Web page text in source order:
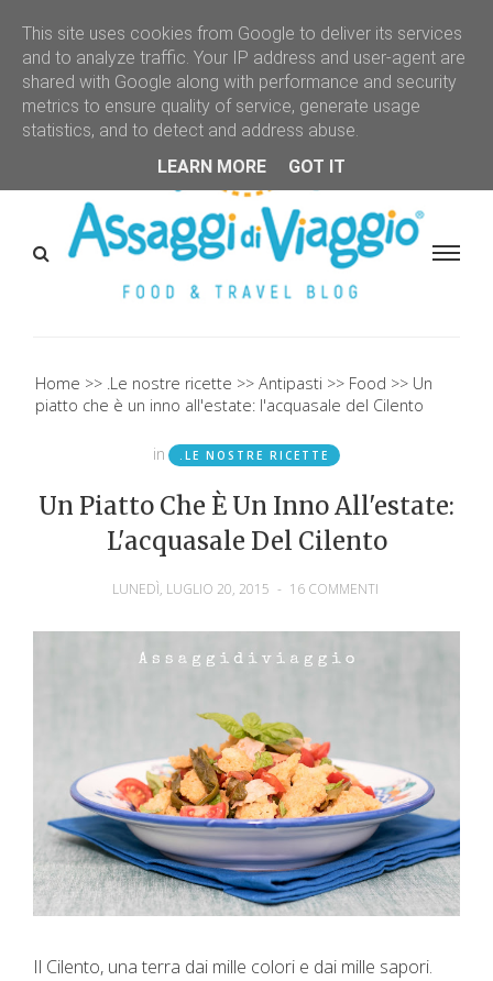
Home .Le nostre ricette Antipasti Food
Un
piatto che è un inno all'estate: l'acquasale del Cilento
in .LE NOSTRE RICETTE
Un Piatto Che È Un Inno All'estate:
L'acquasale Del Cilento
LUNEDÌ, LUGLIO 20, 2015 - 16 COMMENTI
Il Cilento, una terra dai mille colori e dai mille sapori.
This site uses cookies from Google to deliver its services
and to analyze traffic. Your IP address and user-agent are
shared with Google along with performance and security
metrics to ensure quality of service, generate usage
statistics, and to detect and address abuse.
LEARN MORE
GOT IT